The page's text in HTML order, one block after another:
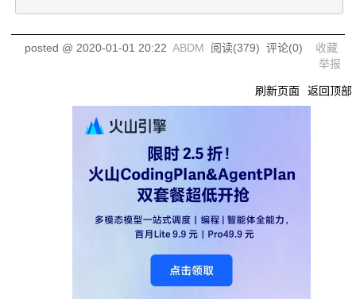
posted @ 2020-01-01 20:22 ABDM 阅读(379) 评论(0) 收藏
举报
刷新页面 返回顶部